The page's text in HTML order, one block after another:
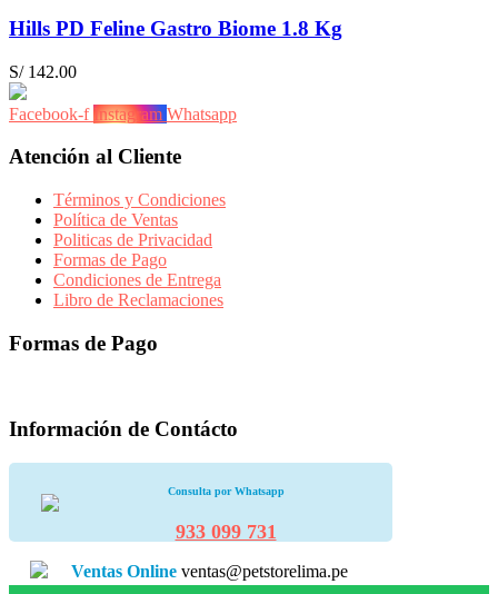
Hills PD Feline Gastro Biome 1.8 Kg
S/142.00
Facebook-f Instagram Whatsapp
Atención al Cliente
Términos y Condiciones
Política de Ventas
Politicas de Privacidad
Formas de Pago
Condiciones de Entrega
Libro de Reclamaciones
Formas de Pago
Información de Contácto
Consulta por Whatsapp
933 099 731
Ventas Online ventas@petstorelima.pe